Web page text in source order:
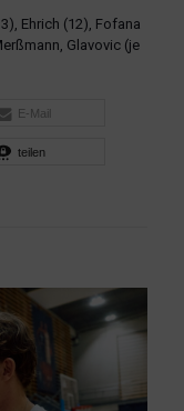
Ehrich (12), Fofana
Glavovic (je
E-Mail
teilen